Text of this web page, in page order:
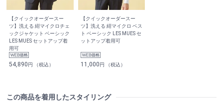
【クイックオーダースー
ツ】洗える 紺マイクロチェ
ックジャケット ベーシック
LES MUES セットアップ着
用可
54,890円 （税込）
【クイックオーダースー
ツ】洗える 紺マイクロ ベス
ト ベーシック LES MUES セ
ットアップ着用可
11,000円 （税込）
この商品を着用したスタイリング